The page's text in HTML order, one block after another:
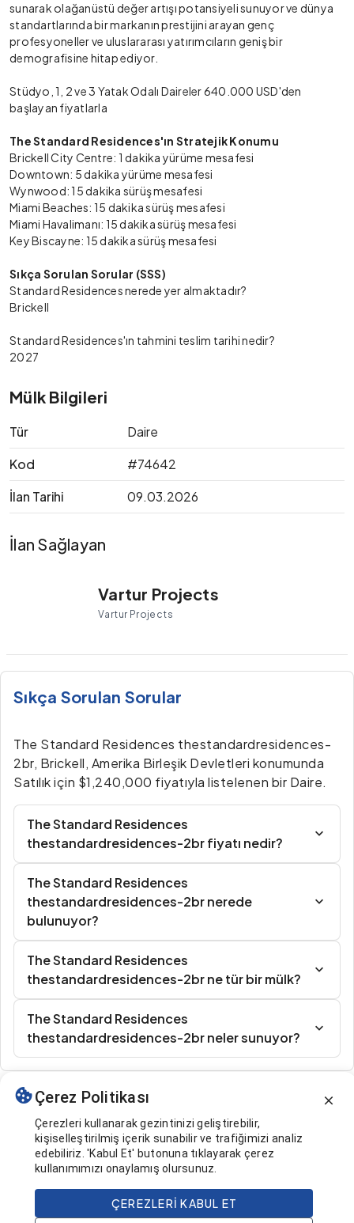
sunarak olağanüstü değer artışı potansiyeli sunuyor ve dünya
standartlarında bir markanın prestijini arayan genç
profesyoneller ve uluslararası yatırımcıların geniş bir
demografisine hitap ediyor.
Stüdyo, 1, 2 ve 3 Yatak Odalı Daireler 640.000 USD'den
başlayan fiyatlarla
The Standard Residences'ın Stratejik Konumu
Brickell City Centre: 1 dakika yürüme mesafesi
Downtown: 5 dakika yürüme mesafesi
Wynwood: 15 dakika sürüş mesafesi
Miami Beaches: 15 dakika sürüş mesafesi
Miami Havalimanı: 15 dakika sürüş mesafesi
Key Biscayne: 15 dakika sürüş mesafesi
Sıkça Sorulan Sorular (SSS)
Standard Residences nerede yer almaktadır?
Brickell
Standard Residences'ın tahmini teslim tarihi nedir?
2027
Mülk Bilgileri
Tür
Daire
Kod
#74642
İlan Tarihi
09.03.2026
İlan Sağlayan
Vartur Projects
Vartur Projects
Sıkça Sorulan Sorular
The Standard Residences thestandardresidences-
2br, Brickell, Amerika Birleşik Devletleri konumunda
Satılık için $1,240,000 fiyatıyla listelenen bir Daire.
The Standard Residences
thestandardresidences-2br fiyatı nedir?
The Standard Residences
thestandardresidences-2br nerede
bulunuyor?
The Standard Residences
thestandardresidences-2br ne tür bir mülk?
The Standard Residences
thestandardresidences-2br neler sunuyor?
Benzer İlanlar
Çerez Politikası
Çerezleri kullanarak gezintinizi geliştirebilir,
kişiselleştirilmiş içerik sunabilir ve trafiğimizi analiz
edebiliriz. 'Kabul Et' butonuna tıklayarak çerez
kullanımımızı onaylamış olursunuz.
ÇEREZLERI KABUL ET